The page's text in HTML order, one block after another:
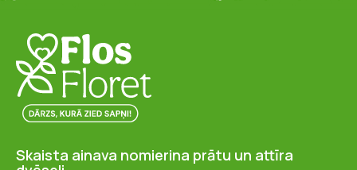
Skaista ainava nomierina prātu un attīra